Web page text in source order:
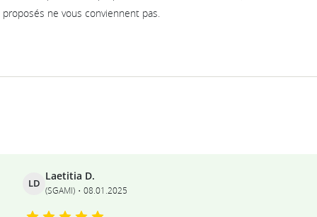
proposés ne vous conviennent pas.
LD
Laetitia D.
(SGAMI) 08.01.2025